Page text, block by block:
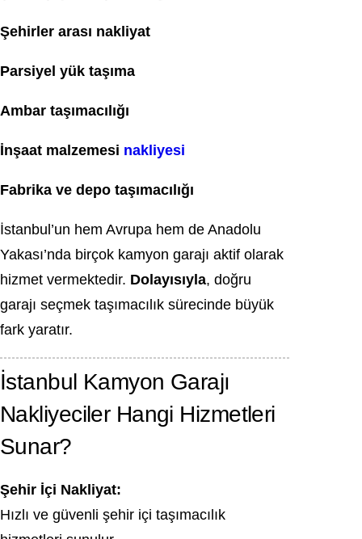
Şehirler arası nakliyat
Parsiyel yük taşıma
Ambar taşımacılığı
İnşaat malzemesi nakliyesi
Fabrika ve depo taşımacılığı
İstanbul’un hem Avrupa hem de Anadolu
Yakası’nda birçok kamyon garajı aktif olarak
hizmet vermektedir. Dolayısıyla, doğru
garajı seçmek taşımacılık sürecinde büyük
fark yaratır.
İstanbul Kamyon Garajı
Nakliyeciler Hangi Hizmetleri
Sunar?
Şehir İçi Nakliyat:
Hızlı ve güvenli şehir içi taşımacılık